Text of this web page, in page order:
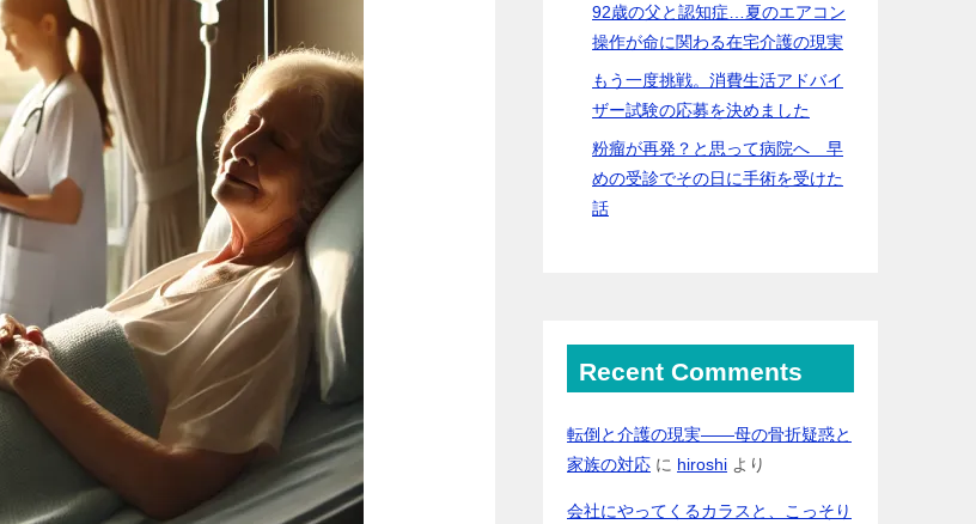
92歳の父と認知症…夏のエアコン
操作が命に関わる在宅介護の現実
もう一度挑戦。消費生活アドバイ
ザー試験の応募を決めました
粉瘤が再発？と思って病院へ 早
めの受診でその日に手術を受けた
話
Recent Comments
転倒と介護の現実――母の骨折疑惑と
家族の対応 に hiroshi より
会社にやってくるカラスと、こっそり